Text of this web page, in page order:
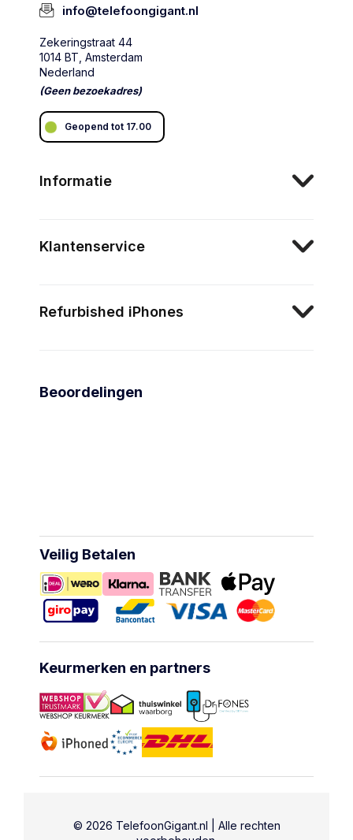
info@telefoongigant.nl
Zekeringstraat 44
1014 BT, Amsterdam
Nederland
(Geen bezoekadres)
Geopend tot 17.00
Informatie
Klantenservice
Refurbished iPhones
Beoordelingen
Veilig Betalen
Keurmerken en partners
© 2026 TelefoonGigant.nl | Alle rechten